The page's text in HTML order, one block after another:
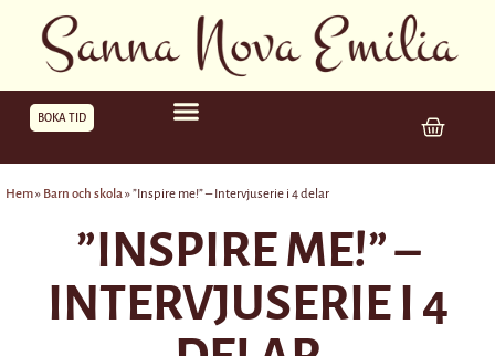
BOKA TID
Hem» Barn och skola»”Inspire me!” – Intervjuserie i 4 delar
”INSPIRE ME!” –
INTERVJUSERIE I 4